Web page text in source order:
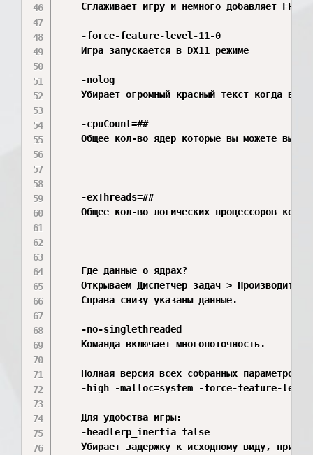
    Сглаживает игру и немного добавляет FPS
    -force-feature-level-11-0
    Игра запускается в DX11 режиме
    -nolog
Убирает огромный красный текст когда
    -cpuCount=##
Общее кол-во ядер которые вы можете
    -exThreads=##
Общее кол-во логических процессоров
    Где данные о ядрах?
Открываем Диспетчер задач >
    Справа снизу указаны данные.
    -no-singlethreaded
    Команда включает многопоточность.
    Полная версия всех собранных параметров:
-high -malloc=system -force-feature-
    Для удобства игры:
    -headlerp_inertia false
Убирает задержку к исходному виду, при